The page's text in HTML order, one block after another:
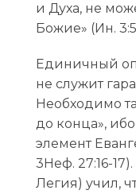
и Духа, не
Божие» (Ин.
Единичный
не служит
Необходимо
до конца»,
элемент
3Неф. 27:16-
Легия) учил,